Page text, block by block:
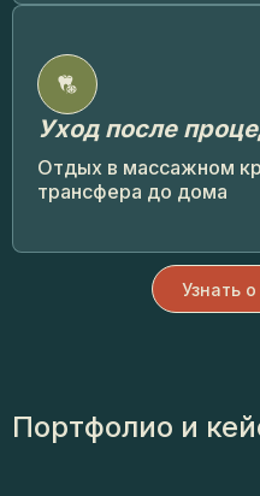
Уход после
Отдых в массажном
трансфера до дома
Узнать
Портфолио и